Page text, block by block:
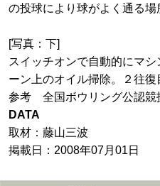
の投球により球がよく通る
[写真：下]
スイッチオンで自動的にマ
ーン上のオイル掃除。２往復
参考 全国ボウリング公認競
DATA
取材：藤山三波
掲載日：2008年07月01日